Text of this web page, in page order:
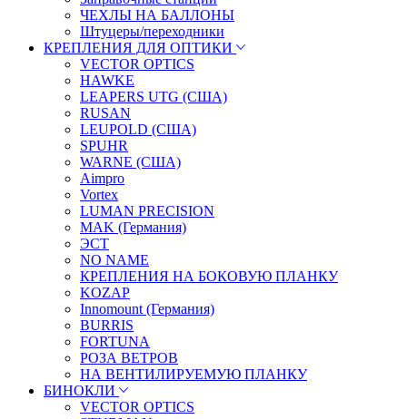
ЧЕХЛЫ НА БАЛЛОНЫ
Штуцеры/переходники
КРЕПЛЕНИЯ ДЛЯ ОПТИКИ
VECTOR OPTICS
HAWKE
LEAPERS UTG (США)
RUSAN
LEUPOLD (США)
SPUHR
WARNE (США)
Aimpro
Vortex
LUMAN PRECISION
MAK (Германия)
ЭСТ
NO NAME
КРЕПЛЕНИЯ НА БОКОВУЮ ПЛАНКУ
KOZAP
Innomount (Германия)
BURRIS
FORTUNA
РОЗА ВЕТРОВ
НА ВЕНТИЛИРУЕМУЮ ПЛАНКУ
БИНОКЛИ
VECTOR OPTICS